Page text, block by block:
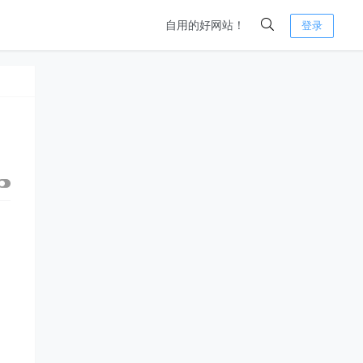
自用的好网站！ 登录